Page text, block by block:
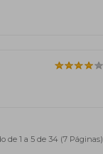
de 1 a 5 de 34 (7 Páginas)